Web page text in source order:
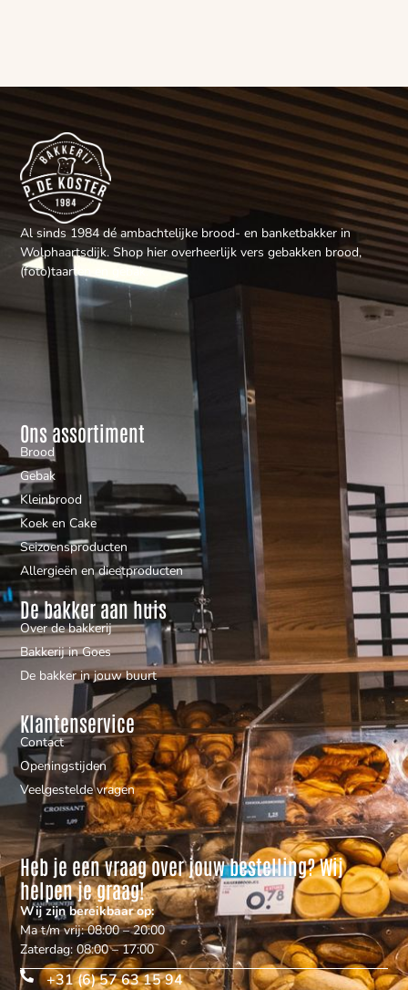
Al sinds 1984 dé ambachtelijke brood- en banketbakker in
Wolphaartsdijk. Shop hier overheerlijk vers gebakken brood,
(foto)taarten en gebak.
Ons assortiment
Brood
Gebak
Kleinbrood
Koek en Cake
Seizoensproducten
Allergieën en dieetproducten
De bakker aan huis
Over de bakkerij
Bakkerij in Goes
De bakker in jouw buurt
Klantenservice
Contact
Openingstijden
Veelgestelde vragen
Heb je een vraag over jouw bestelling? Wij
helpen je graag!
Wij zijn bereikbaar op:
Ma t/m vrij: 08:00 – 20:00
Zaterdag: 08:00 – 17:00
+31 (6) 57 63 15 94